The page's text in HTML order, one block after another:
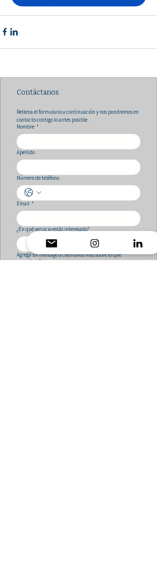
Contáctanos
Rellena el formulario a continuación y nos pondremos en
contacto contigo lo antes posible.
Nombre *
Apellido
Número de teléfono
Email *
¿En qué servicio estás interesado?
Agrega un mensaje o cuéntanos más sobre lo que
necesitas *